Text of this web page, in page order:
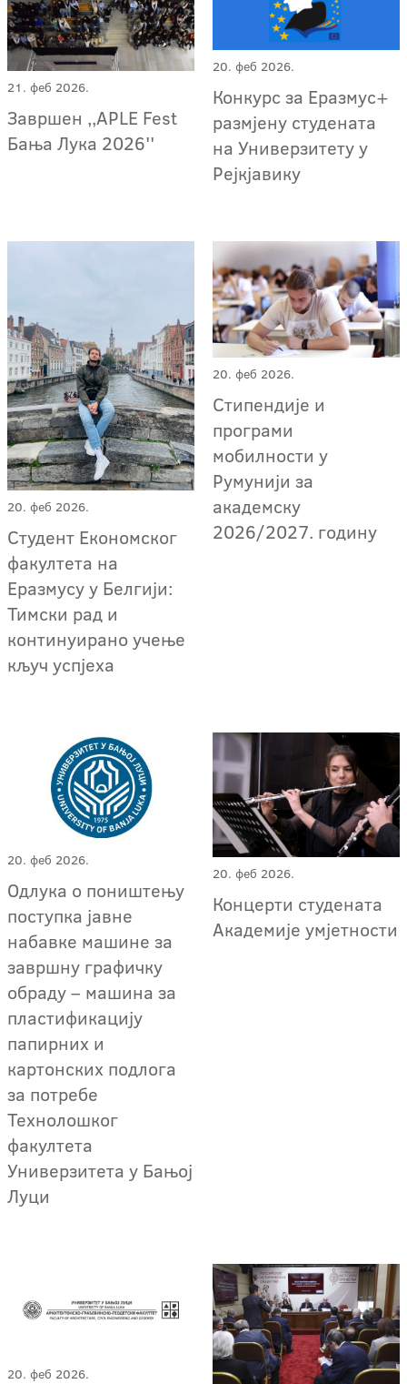
21. феб 2026.
Завршен ,,APLE Fest
Бања Лука 2026''
20. феб 2026.
Конкурс за Еразмус+
размјену студената
на Универзитету у
Рејкјавику
20. феб 2026.
Студент Економског
факултета на
Еразмусу у Белгији:
Тимски рад и
континуирано учење
кључ успјеха
20. феб 2026.
Стипендије и
програми
мобилности у
Румунији за
академску
2026/2027. годину
20. феб 2026.
Одлука о поништењу
поступкa јавне
набавке машине за
завршну графичку
обраду – машина за
пластификацију
папирних и
картонских подлога
за потребе
Технолошког
факултета
Универзитета у Бањој
Луци
20. феб 2026.
Концерти студената
Академије умјетности
20. феб 2026.